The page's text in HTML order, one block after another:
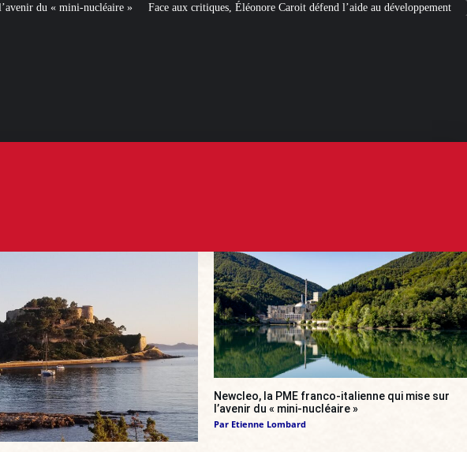
» Face aux critiques, Éléonore Caroit défend l’aide au développement Ceuta : les« ingérences
Newcleo, la PME franco-italienne qui mise sur
l’avenir du « mini-nucléaire »
Par Etienne Lombard